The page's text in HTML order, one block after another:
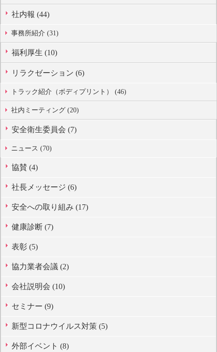
社内報 (44)
事務所紹介 (31)
福利厚生 (10)
リラクゼーション (6)
トラック紹介（ボディプリント） (46)
社内ミーティング (20)
安全衛生委員会 (7)
ニュース (70)
協賛 (4)
社長メッセージ (6)
安全への取り組み (17)
健康診断 (7)
表彰 (5)
協力業者会議 (2)
会社説明会 (10)
セミナー (9)
新型コロナウイルス対策 (5)
外部イベント (8)